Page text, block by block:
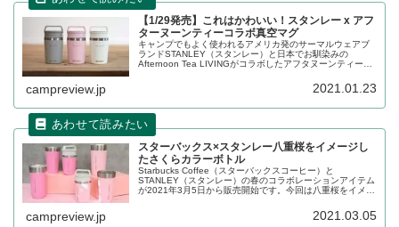
【1/29発売】これはかわいい！スタンレー x アフ
ターヌーンティーコラボ真空マグ
キャンプでもよく使われるアメリカ発のサーマルウェアブ
ランドSTANLEY（スタンレー）と日本でお馴染みの
Afternoon Tea LIVINGがコラボしたアフタヌーンティー限
campreview.jp 2021.01.23
スターバックス×スタンレー八重桜をイメージし
たさくらカラーボトル
Starbucks Coffee（スターバックスコーヒー）と
STANLEY（スタンレー）の春のコラボレーションアイテム
が2021年3月5日から販売開始です。今回は八重桜をイメー
campreview.jp 2021.03.05